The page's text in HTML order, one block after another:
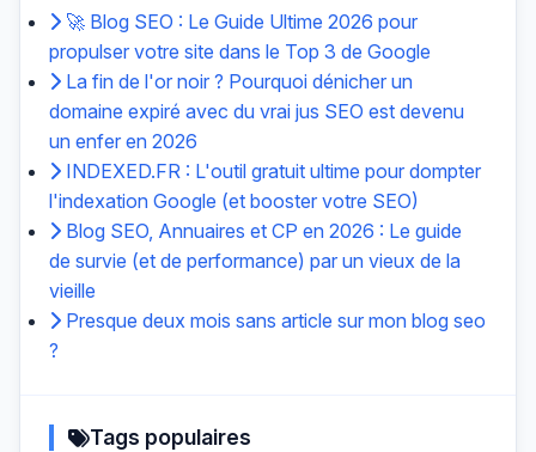
🚀 Blog SEO : Le Guide Ultime 2026 pour
propulser votre site dans le Top 3 de Google
La fin de l'or noir ? Pourquoi dénicher un
domaine expiré avec du vrai jus SEO est devenu
un enfer en 2026
INDEXED.FR : L'outil gratuit ultime pour dompter
l'indexation Google (et booster votre SEO)
Blog SEO, Annuaires et CP en 2026 : Le guide
de survie (et de performance) par un vieux de la
vieille
Presque deux mois sans article sur mon blog seo
?
Tags populaires